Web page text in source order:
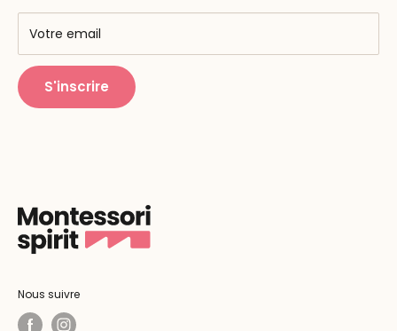
Centres de formation
Public Montessori
Votre email
S'inscrire
Nous suivre